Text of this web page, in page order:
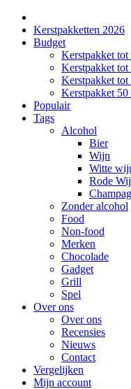
Kerstpakketten 2026
Budget
Kerstpakket tot
Kerstpakket tot
Kerstpakket tot
Kerstpakket 50
Populair
Tags
Alcohol
Bier
Wijn
Witte
Rode
Zonder alcohol
Food
Non-food
Merken
Chocolade
Gadget
Grill
Spel
Over ons
Over ons
Recensies
Nieuws
Contact
Vergelijken
Mijn account